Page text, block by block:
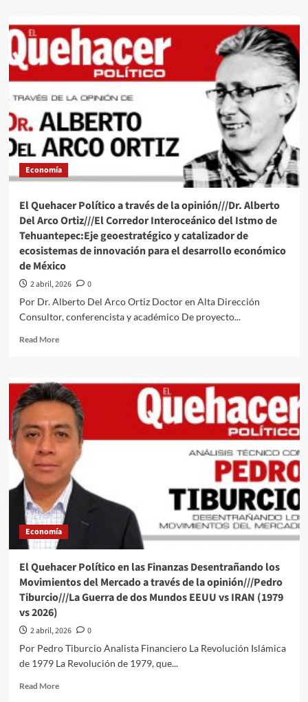
la
bolsa
y
el
peso
ante
negociación
para
poner
fin
al
conflicto
Irán
Economía
El Quehacer Político a través de la opinión///Dr. Alberto
Del Arco Ortiz///El Corredor Interoceánico del Istmo de
Tehuantepec:Eje geoestratégico y catalizador de
ecosistemas de innovación para el desarrollo económico
de México
2 abril, 2026
0
Por Dr. Alberto Del Arco Ortiz Doctor en Alta Dirección
Consultor, conferencista y académico De proyecto...
Read MoreRead
Quehacer
Político
través
de
la
opinión///Dr.
Alberto
Del Arco
Ortiz///El
Corredor
Interoceánico
del
de
Tehuantepec:Eje
geoestratégico
catalizador
ecosistemas
de
para
Economía
El Quehacer Político en las Finanzas Desentrañando los
Movimientos del Mercado a través de la opinión///Pedro
Tiburcio///La Guerra de dos Mundos EEUU vs IRAN (1979
vs 2026)
2 abril, 2026
0
Por Pedro Tiburcio Analista Financiero La Revolución Islámica
de 1979 La Revolución de 1979, que...
Read MoreRead